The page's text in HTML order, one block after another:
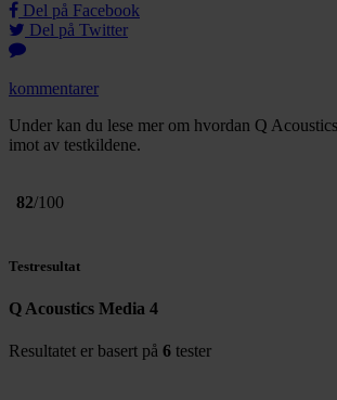
Del på Facebook
Del på Twitter
kommentarer
Under kan du lese mer om hvordan Q
imot av testkildene.
82/100
Testresultat
Q Acoustics Media 4
Resultatet er basert på 6 tester